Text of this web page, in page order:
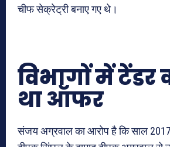
चीफ सेक्रेट्री बनाए गए थे।
विभागों में टेंडर
था ऑफर
संजय अग्रवाल का आरोप है कि साल